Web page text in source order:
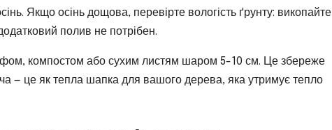
Якщо осінь дощова, перевірте вологість ґрунту: викопайте
полив не потрібен.
компостом або сухим листям шаром 5-10 см. Це збереже
— це як тепла шапка для вашого дерева, яка утримує тепло